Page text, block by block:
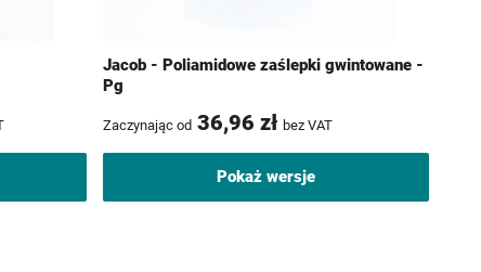
Jacob - Poliamidowe zaślepki gwintowane -
Pg
Zaczynając od 36,96 zł bez VAT
Pokaż wersje